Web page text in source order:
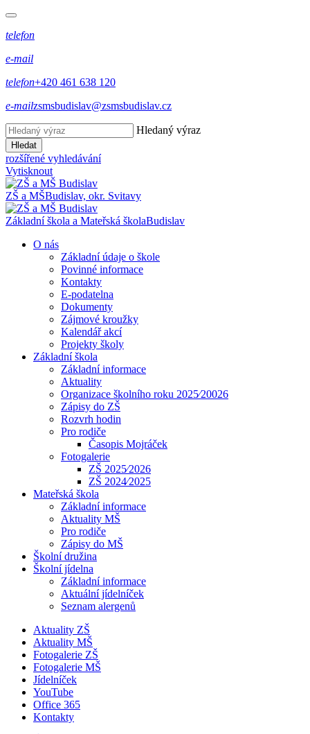
telefon
e-mail
telefon+420 461 638 120
e-mailzsmsbudislav@zsmsbudislav.cz
Hledaný výraz
Hledat
rozšířené vyhledávání
Vytisknout
ZŠ a MŠBudislav, okr. Svitavy
Základní škola a Mateřská školaBudislav
O nás
Základní údaje o škole
Povinné informace
Kontakty
E-podatelna
Dokumenty
Zájmové kroužky
Kalendář akcí
Projekty školy
Základní škola
Základní informace
Aktuality
Organizace školního roku 2025⁄20026
Zápisy do ZŠ
Rozvrh hodin
Pro rodiče
Časopis Mojráček
Fotogalerie
ZŠ 2025⁄2026
ZŠ 2024⁄2025
Mateřská škola
Základní informace
Aktuality MŠ
Pro rodiče
Zápisy do MŠ
Školní družina
Školní jídelna
Základní informace
Aktuální jídelníček
Seznam alergenů
Aktuality ZŠ
Aktuality MŠ
Fotogalerie ZŠ
Fotogalerie MŠ
Jídelníček
YouTube
Office 365
Kontakty